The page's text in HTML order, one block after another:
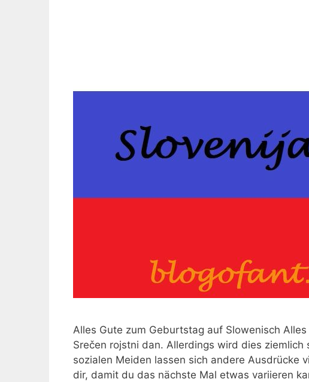
Alles Gute zum Geburtstag auf Slowenisch
Srečen rojstni dan. Allerdings wird dies
sozialen Meiden lassen sich andere Ausdrücke
dir, damit du das nächste Mal etwas variieren